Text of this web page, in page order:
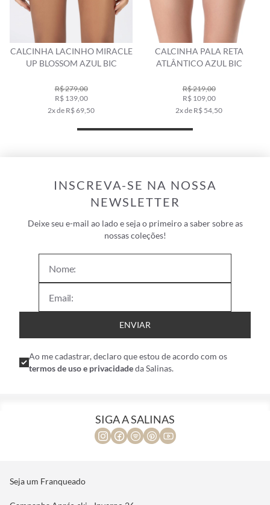
CALCINHA LACINHO MIRACLE
UP BLOSSOM AZUL BIC
R$ 279,00
R$ 139,00
2x de R$ 69,50
CALCINHA PALA RETA
ATLÂNTICO AZUL BIC
R$ 219,00
R$ 109,00
2x de R$ 54,50
INSCREVA-SE NA NOSSA
NEWSLETTER
Deixe seu e-mail ao lado e seja o primeiro a saber sobre as
nossas coleções!
ENVIAR
Ao me cadastrar, declaro que estou de acordo com os
termos de uso e privacidadeda Salinas.
SIGA A SALINAS
Seja um Franqueado